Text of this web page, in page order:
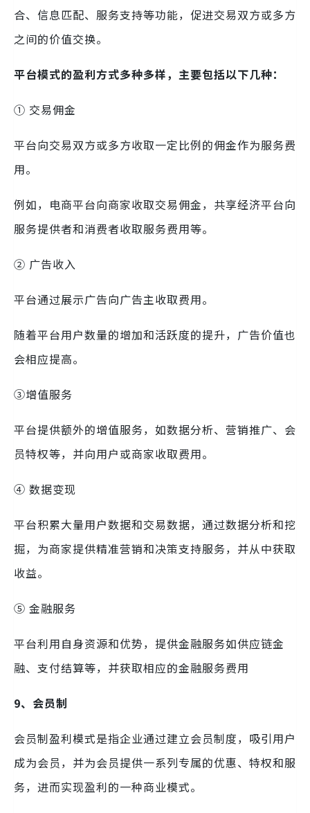
合、信息匹配、服务支持等功能，促进交易双方或多方
之间的价值交换。
平台模式的盈利方式多种多样，主要包括以下几种：
① 交易佣金
平台向交易双方或多方收取一定比例的佣金作为服务费
用。
例如，电商平台向商家收取交易佣金，共享经济平台向
服务提供者和消费者收取服务费用等。
② 广告收入
平台通过展示广告向广告主收取费用。
随着平台用户数量的增加和活跃度的提升，广告价值也
会相应提高。
③增值服务
平台提供额外的增值服务，如数据分析、营销推广、会
员特权等，并向用户或商家收取费用。
④ 数据变现
平台积累大量用户数据和交易数据，通过数据分析和挖
掘，为商家提供精准营销和决策支持服务，并从中获取
收益。
⑤ 金融服务
平台利用自身资源和优势，提供金融服务如供应链金
融、支付结算等，并获取相应的金融服务费用
9、会员制
会员制盈利模式是指企业通过建立会员制度，吸引用户
成为会员，并为会员提供一系列专属的优惠、特权和服
务，进而实现盈利的一种商业模式。